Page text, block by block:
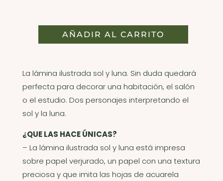
AÑADIR AL CARRITO
La lámina ilustrada sol y luna. Sin duda quedará
perfecta para decorar una habitación, el salón
o el estudio. Dos personajes interpretando el
sol y la luna.
¿QUE LAS HACE ÚNICAS?
– La lámina ilustrada sol y luna está impresa
sobre papel verjurado, un papel con una textura
preciosa y que imita las hojas de acuarela